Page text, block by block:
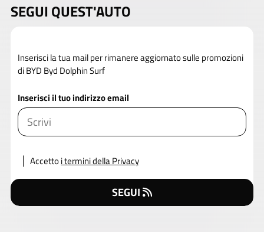
SEGUI QUEST'AUTO
Inserisci la tua mail per rimanere aggiornato sulle promozioni
di BYD Byd Dolphin Surf
Inserisci il tuo indirizzo email
Accettoi termini della Privacy
SEGUI